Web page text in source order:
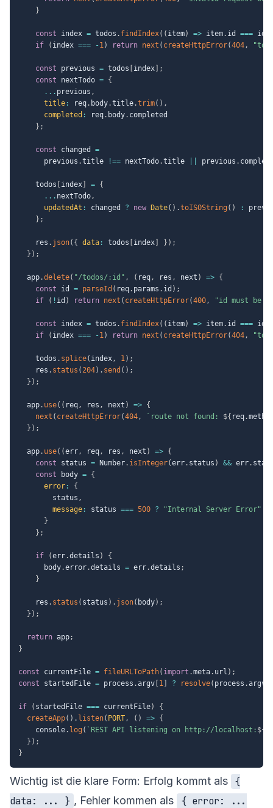
}
const index = todos . findIndex( ( item) => item. id === id
if
( index === - 1) return next ( createHttpError(404,
const previous = todos index
;
const nextTodo = {
... previous ,
title : req. body.title.trim( ) ,
completed : req. body. completed
} ;
const changed =
      previous
.title !== nextTodo.title previous .
    todos
index = {
... nextTodo,
updatedAt : changed ? new Date( ) .toISOString ( ) :
} ;
    res
. json( { data : todos index } ) ;
} ) ;
  app
.delete( "/todos/:id" , ( req, res , next ) => {
const id = parseId ( req. params . id ) ;
if
( ! id ) return next ( createHttpError(400, "id must be
const index = todos . findIndex( ( item) => item. id === id
if
( index === - 1) return next ( createHttpError(404,
    todos
. splice( index, 1) ;
    res
. status ( 204) . send ( ) ;
} ) ;
  app
. use( ( req, res , next ) => {
next ( createHttpError(404, ` route not found: ${ req.
} ) ;
  app
. use( (err, req, res , next ) => {
const status = Number. isInteger(err. status ) && err.
const body = {
error :
{
        status
,
message : status === 500 ? "Internal Server Error"
}
} ;
if (err.details )
{
      body
.error.details = err.details ;
}
    res
. status ( status ) . json( body) ;
} ) ;
return app;
}
const currentFile = fileURLToPath( import .meta. url ) ;
const startedFile = process .argv 1 ? resolve( process .argv
if ( startedFile === currentFile)
{
createApp( ) . listen( PORT, ( ) => {
    console
. log ( ` REST API listening on http://localhost: ${
} ) ;
}
Wichtig ist die klare Form: Erfolg kommt als {
data: ... } , Fehler kommen als
{ error: ...